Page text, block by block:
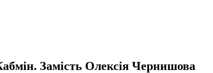
Замість Олексія Чернишова